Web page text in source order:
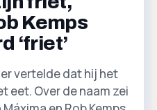
Kemps
‘friet’
vertelde dat hij het
eet. Over de naam zei